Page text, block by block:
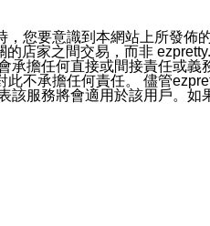
號的通知型訊息。
您要意識到本網站上所發
店家之間交易，而非
擔任何直接或間接責任或
不承擔任何責任。 儘管
服務將會適用於該用戶。如